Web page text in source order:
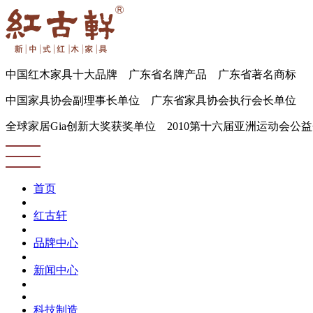
中国红木家具十大品牌 广东省名牌产品 广东省著名商标
中国家具协会副理事长单位 广东省家具协会执行会长单位
全球家居Gia创新大奖获奖单位 2010第十六届亚洲运动会公
首页
红古轩
品牌中心
新闻中心
科技制造